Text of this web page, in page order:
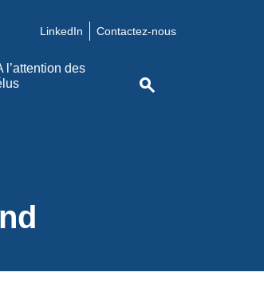
LinkedIn Contactez-nous
l’attention des
search